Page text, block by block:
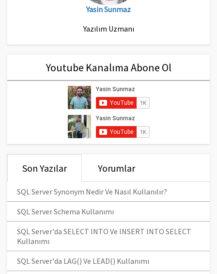
Yasin Sunmaz
Yazılım Uzmanı
Youtube Kanalıma Abone Ol
Son Yazılar Yorumlar
SQL Server Synonym Nedir Ve Nasıl Kullanılır?
SQL Server Schema Kullanımı
SQL Server'da SELECT INTO Ve INSERT INTO SELECT
Kullanımı
SQL Server'da LAG() Ve LEAD() Kullanımı